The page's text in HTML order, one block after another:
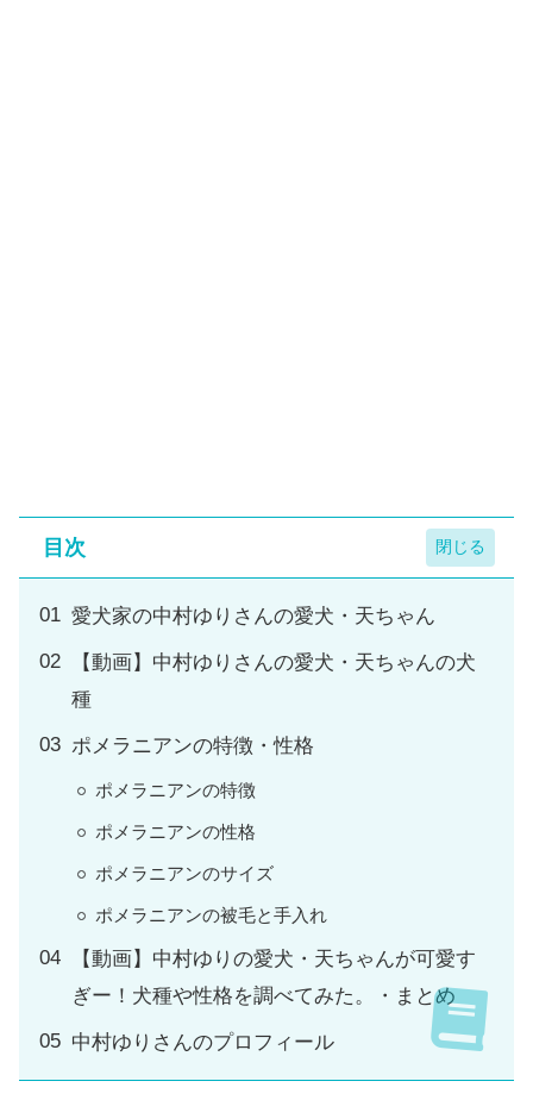
目次
愛犬家の中村ゆりさんの愛犬・天ちゃん
【動画】中村ゆりさんの愛犬・天ちゃんの犬
種
ポメラニアンの特徴・性格
ポメラニアンの特徴
ポメラニアンの性格
ポメラニアンのサイズ
ポメラニアンの被毛と手入れ
【動画】中村ゆりの愛犬・天ちゃんが可愛す
ぎー！犬種や性格を調べてみた。・まとめ
中村ゆりさんのプロフィール